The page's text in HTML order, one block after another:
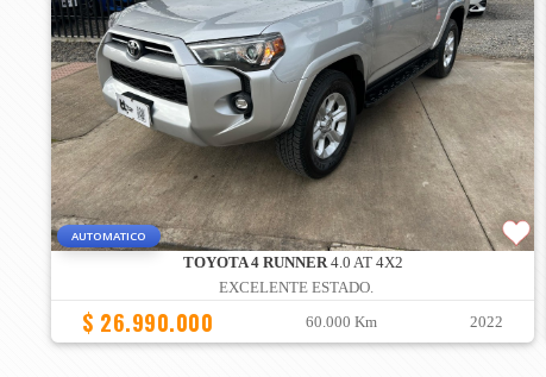
AUTOMATICO
TOYOTA 4 RUNNER4.0 AT 4X2
EXCELENTE ESTADO.
$ 26.990.000 60.000 Km 2022